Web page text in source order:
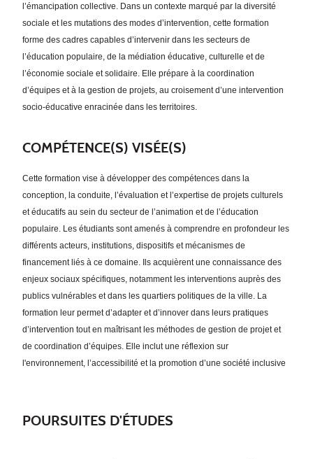
l’émancipation collective. Dans un contexte marqué par la diversité
sociale et les mutations des modes d’intervention, cette formation
forme des cadres capables d’intervenir dans les secteurs de
l’éducation populaire, de la médiation éducative, culturelle et de
l’économie sociale et solidaire. Elle prépare à la coordination
d’équipes et à la gestion de projets, au croisement d’une intervention
socio-éducative enracinée dans les territoires.
COMPÉTENCE(S) VISÉE(S)
Cette formation vise à développer des compétences dans la
conception, la conduite, l’évaluation et l’expertise de projets culturels
et éducatifs au sein du secteur de l’animation et de l’éducation
populaire. Les étudiants sont amenés à comprendre en profondeur les
différents acteurs, institutions, dispositifs et mécanismes de
financement liés à ce domaine. Ils acquièrent une connaissance des
enjeux sociaux spécifiques, notamment les interventions auprès des
publics vulnérables et dans les quartiers politiques de la ville. La
formation leur permet d’adapter et d’innover dans leurs pratiques
d’intervention tout en maîtrisant les méthodes de gestion de projet et
de coordination d’équipes. Elle inclut une réflexion sur
l'environnement, l’accessibilité et la promotion d’une société inclusive
POURSUITES D'ÉTUDES